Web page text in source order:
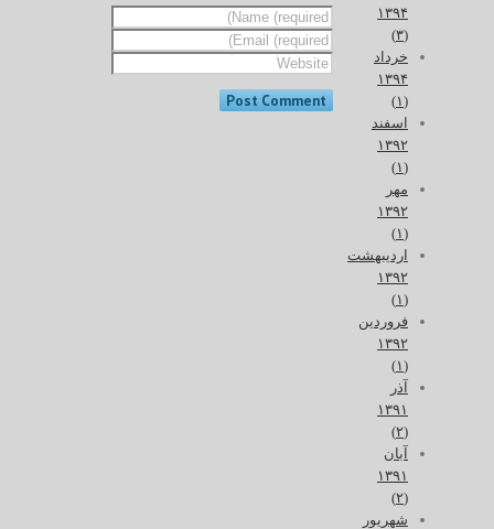
۱۳۹۴
خرداد
۱۳۹۴
اسفند
۱۳۹۲
مهر
۱۳۹۲
اردیبهشت
۱۳۹۲
فروردین
۱۳۹۲
آذر
۱۳۹۱
آبان
۱۳۹۱
شهریور